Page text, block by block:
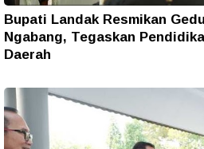
Bupati Landak Resmikan
Ngabang, Tegaskan
Daerah